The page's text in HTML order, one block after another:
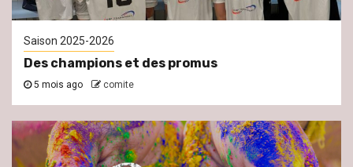
Saison 2025-2026
Des champions et des promus
5 mois ago comite